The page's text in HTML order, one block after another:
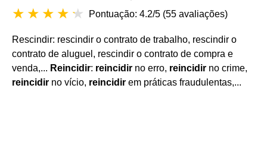
Pontuação: 4.2/5 (55 avaliações)
Rescindir: rescindir o contrato de trabalho, rescindir o
contrato de aluguel, rescindir o contrato de compra e
venda,... Reincidir: reincidir no erro, reincidir no crime,
reincidir no vício, reincidir em práticas fraudulentas,...